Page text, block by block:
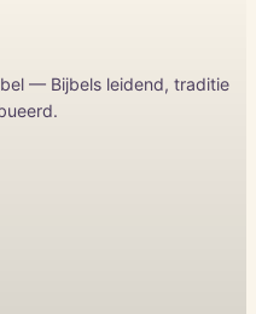
— Bijbels leidend, traditie